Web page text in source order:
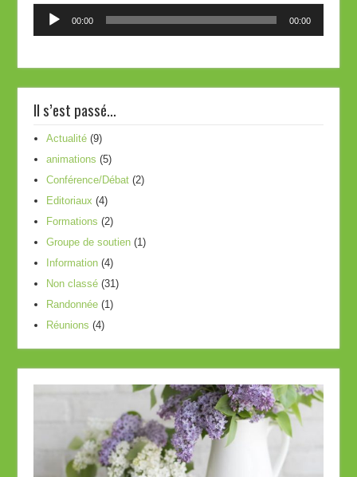
Lecteur
00:00 00:00
Il s’est passé…
Actualité (9)
animations (5)
Conférence/Débat (2)
Editoriaux (4)
Formations (2)
Groupe de soutien (1)
Information (4)
Non classé (31)
Randonnée (1)
Réunions (4)